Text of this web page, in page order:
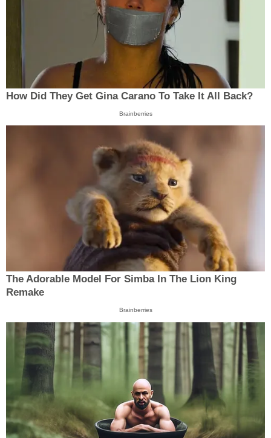
How Did They Get Gina Carano To Take It All Back?
Brainberries
The Adorable Model For Simba In The Lion King
Remake
Brainberries